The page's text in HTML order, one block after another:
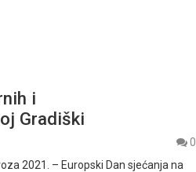
i
Gradiški
0
2021. – Europski Dan sjećanja na